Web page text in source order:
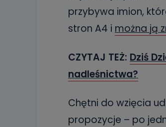
przybywa imion,
stron A4 i można ją
CZYTAJ TEŻ: Dziś
nadleśnictwa?
Chętni do wzięcia
propozycje – po